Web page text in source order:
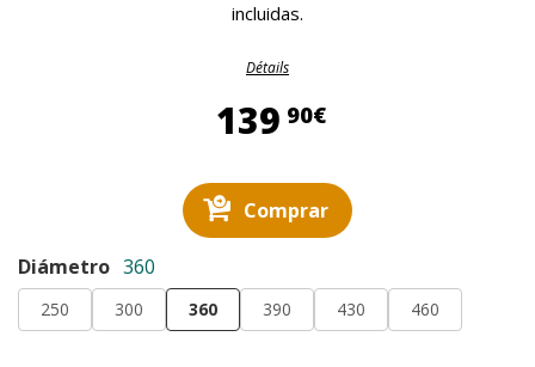
incluidas.
Détails
139 90€139,90 €
Comprar
Diámetro 360
250 300 360 390 430 460